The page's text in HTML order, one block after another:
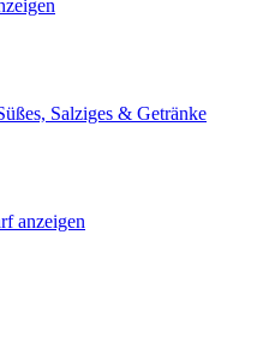
Salziges & Getränke
anzeigen